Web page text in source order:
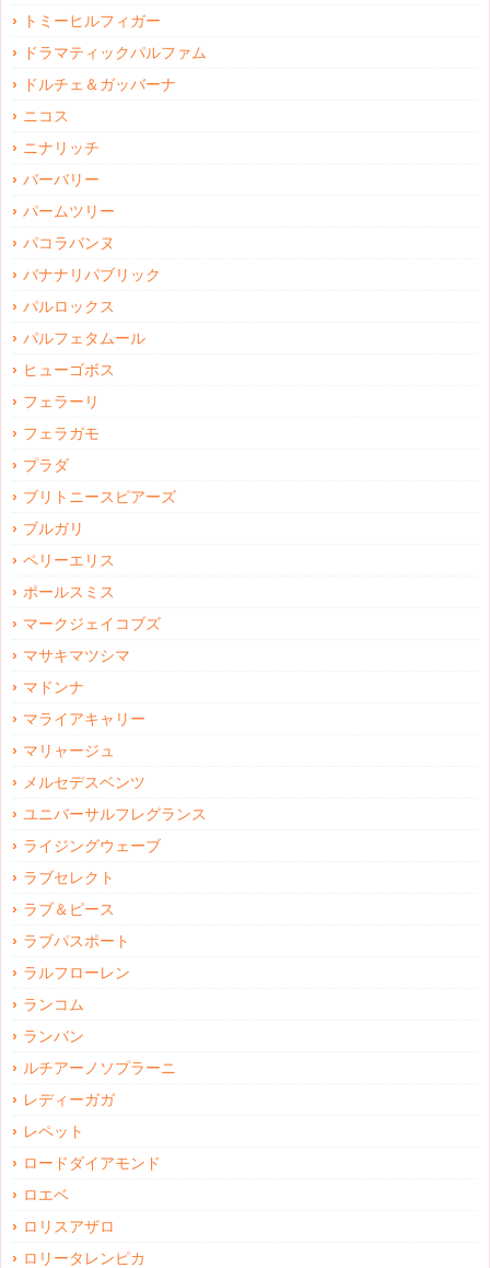
トミーヒルフィガー
ドラマティックパルファム
ドルチェ＆ガッバーナ
ニコス
ニナリッチ
バーバリー
パームツリー
パコラバンヌ
バナナリパブリック
パルロックス
パルフェタムール
ヒューゴボス
フェラーリ
フェラガモ
プラダ
ブリトニースピアーズ
ブルガリ
ペリーエリス
ポールスミス
マークジェイコブズ
マサキマツシマ
マドンナ
マライアキャリー
マリャージュ
メルセデスベンツ
ユニバーサルフレグランス
ライジングウェーブ
ラブセレクト
ラブ＆ピース
ラブパスポート
ラルフローレン
ランコム
ランバン
ルチアーノソプラーニ
レディーガガ
レペット
ロードダイアモンド
ロエベ
ロリスアザロ
ロリータレンピカ